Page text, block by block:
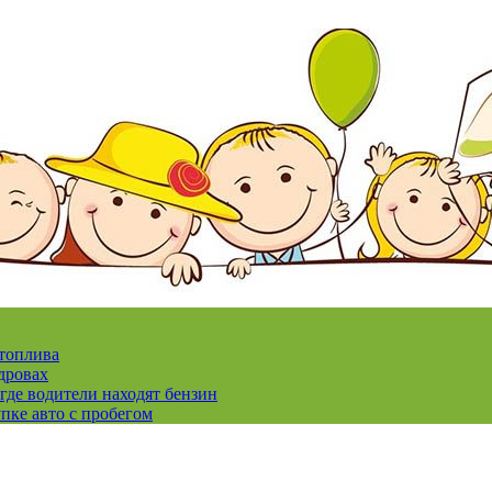
водители находят бензин
авто с пробегом